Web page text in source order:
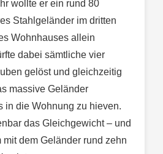
wollte er ein rund 80
Stahlgeländer im dritten
Wohnhauses allein
dabei sämtliche vier
gelöst und gleichzeitig
massive Geländer
in die Wohnung zu hieven.
das Gleichgewicht – und
dem Geländer rund zehn